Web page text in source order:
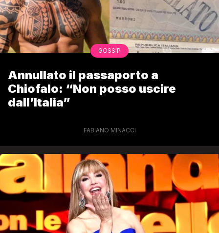
GOSSIP
Annullato il passaporto a
Chiofalo: “Non posso uscire
dall’Italia”
FABIANO MINACCI